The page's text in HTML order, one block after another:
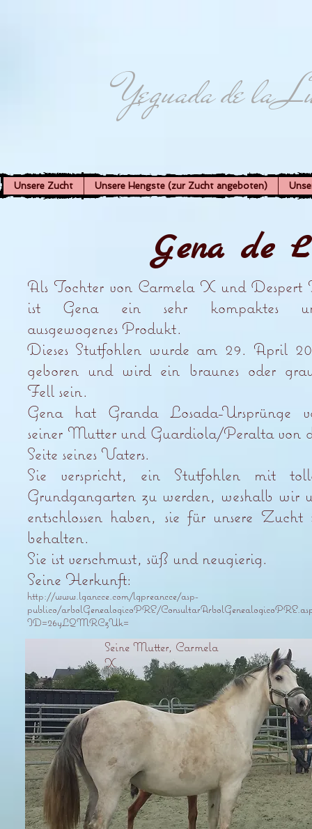
Yeguada de la
Unsere Zucht Unsere Hengste (zur Zucht angeboten)
Gena de
Als Tochter von Carmela X und
ist Gena ein sehr kompaktes
ausgewogenes Produkt.
Dieses Stutfohlen wurde am 29. April
geboren und wird ein braunes oder
Fell sein.
Gena hat Granda Losada-Ursprünge
seiner Mutter und Guardiola/Peralta von
Seite seines Vaters.
Sie verspricht, ein Stutfohlen mit
Grundgangarten zu werden, weshalb wir
entschlossen haben, sie für unsere Zucht
behalten.
Sie ist verschmust, süß und neugierig.
Seine Herkunft:
http://www.lgancce.com/lgpreancce/asp-
publico/arbolGenealogicoPRE/
ID=26yLQMRCzUk=
Seine Mutter, Carmela
X